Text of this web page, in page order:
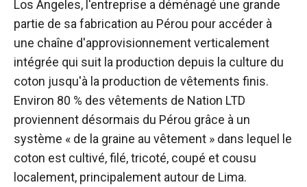
Los Angeles, l'entreprise a déménagé une grande
partie de sa fabrication au Pérou pour accéder à
une chaîne d'approvisionnement verticalement
intégrée qui suit la production depuis la culture du
coton jusqu'à la production de vêtements finis.
Environ 80 % des vêtements de Nation LTD
proviennent désormais du Pérou grâce à un
système « de la graine au vêtement » dans lequel le
coton est cultivé, filé, tricoté, coupé et cousu
localement, principalement autour de Lima.